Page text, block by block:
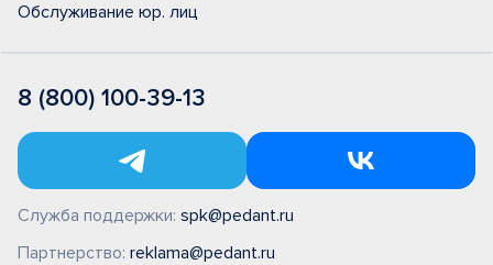
Обслуживание юр. лиц
8 (800) 100-39-13
Служба поддержки: spk@pedant.ru
Партнерство: reklama@pedant.ru